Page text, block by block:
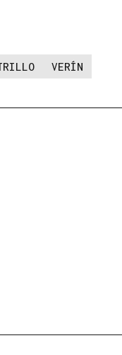
VERÍN